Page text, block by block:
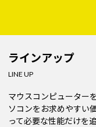
ラインアップ
LINE UP
マウスコンピューター
ソコンをお求めやすい
って必要な性能だけを